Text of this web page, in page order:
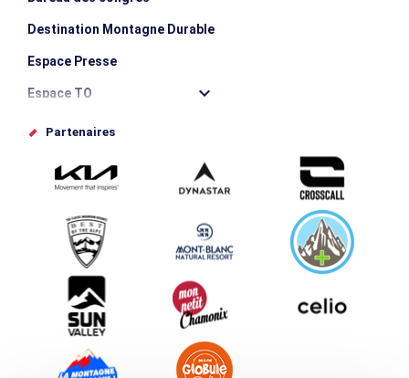
Destination Montagne Durable
Espace Presse
Espace TO
Offices de tourisme
Proposez votre évènement
Service groupes et séminaires
Téléchargements
Tourisme et handicap
Partenaires